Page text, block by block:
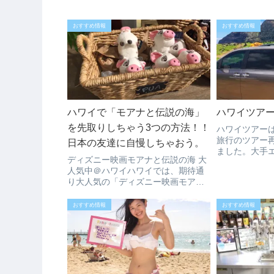
おすすめ情報
ハワイで「モアナと伝説の海」
を先取りしちゃう3つの方法！！
日本の友達に自慢しちゃおう。
ディズニー映画モアナと伝説の海 大
人気中＠ハワイハワイでは、期待通
り大人気の「ディズニー映画モアナ
に抜擢されたのは無名の新人でハワ
イ出身のアウリイ・クラヴァーリョ
さんだから、ハワイで人気にならな
いわけはありま...
おすすめ情報
ハワイツア
ハワイツアー
旅行のツアー
ました。大手
ベート...
おすすめ情報 おすすめ情報